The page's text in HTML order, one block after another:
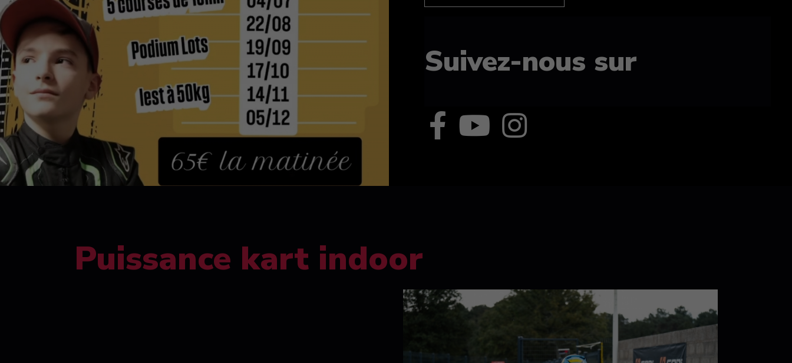
Suivez-nous sur
Puissance kart indoor